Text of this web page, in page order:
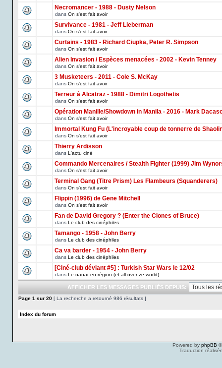
Necromancer - 1988 - Dusty Nelson
dans On s'est fait avoir
Survivance - 1981 - Jeff Lieberman
dans On s'est fait avoir
Curtains - 1983 - Richard Ciupka, Peter R. Simpson
dans On s'est fait avoir
Alien Invasion / Espèces menacées - 2002 - Kevin Tenney
dans On s'est fait avoir
3 Musketeers - 2011 - Cole S. McKay
dans On s'est fait avoir
Terreur à Alcatraz - 1988 - Dimitri Logothetis
dans On s'est fait avoir
Opération Manille/Showdown in Manila - 2016 - Mark
dans On s'est fait avoir
Immortal Kung Fu (L'incroyable coup de tonnerre de
dans On s'est fait avoir
Thierry Ardisson
dans L'actu ciné
Commando Mercenaires / Stealth Fighter (1999) Jim
dans On s'est fait avoir
Terminal Gang (Titre Prism) Les Flambeurs (Squanderers)
dans On s'est fait avoir
Flippin (1996) de Gene Mitchell
dans On s'est fait avoir
Fan de David Gregory ? (Enter the Clones of Bruce)
dans Le club des cinéphiles
Tamango - 1958 - John Berry
dans Le club des cinéphiles
Ca va barder - 1954 - John Berry
dans Le club des cinéphiles
[Ciné-club déviant #5] : Turkish Star Wars le 12/02
dans Le nanar en région (et all over ze world)
AFFICHER LES MESSAGES PUBLIÉS DEPUIS:
Page 1 sur 20 [ La recherche a retourné 986 résultats ]
Index du forum
Powered by phpBB
Traduction